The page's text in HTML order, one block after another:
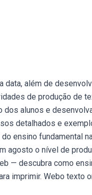
data, além de
de produção de
alunos e
detalhados e
ensino fundamental
agosto o nível de
— descubra como
imprimir. Webo texto